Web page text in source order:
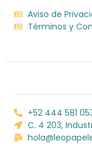
Aviso de
Términos y
+52 444 581
C. 4 203,